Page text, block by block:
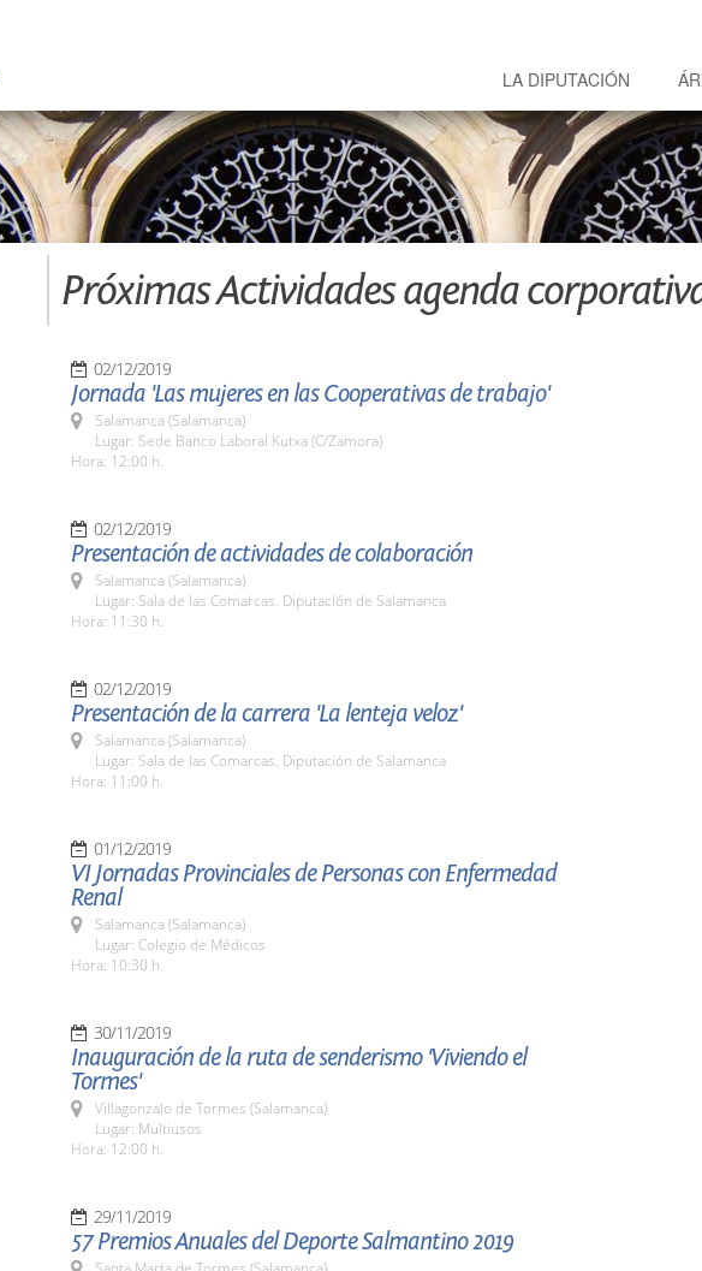
LA DIPUTACIÓN
Próximas Actividades agenda
02/12/2019
Jornada 'Las mujeres en las Cooperativas de trabajo'
Salamanca (Salamanca)
Lugar: Sede Banco Laboral Kutxa (C/Zamora)
Hora: 12:00 h.
02/12/2019
Presentación de actividades de colaboración
Salamanca (Salamanca)
Lugar: Sala de las Comarcas. Diputación de Salamanca
Hora: 11:30 h.
02/12/2019
Presentación de la carrera 'La lenteja veloz'
Salamanca (Salamanca)
Lugar: Sala de las Comarcas. Diputación de Salamanca
Hora: 11:00 h.
01/12/2019
VI Jornadas Provinciales de Personas con Enfermedad
Renal
Salamanca (Salamanca)
Lugar: Colegio de Médicos
Hora: 10:30 h.
30/11/2019
Inauguración de la ruta de senderismo 'Viviendo el
Tormes'
Villagonzalo de Tormes (Salamanca)
Lugar: Multiusos
Hora: 12:00 h.
29/11/2019
57 Premios Anuales del Deporte Salmantino 2019